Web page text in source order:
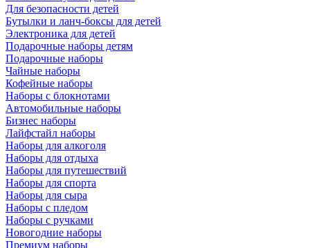
Для безопасности детей
Бутылки и ланч-боксы для детей
Электроника для детей
Подарочные наборы детям
Подарочные наборы
Чайные наборы
Кофейные наборы
Наборы с блокнотами
Автомобильные наборы
Бизнес наборы
Лайфстайл наборы
Наборы для алкоголя
Наборы для отдыха
Наборы для путешествий
Наборы для спорта
Наборы для сыра
Наборы с пледом
Наборы с ручками
Новогодние наборы
Премиум наборы